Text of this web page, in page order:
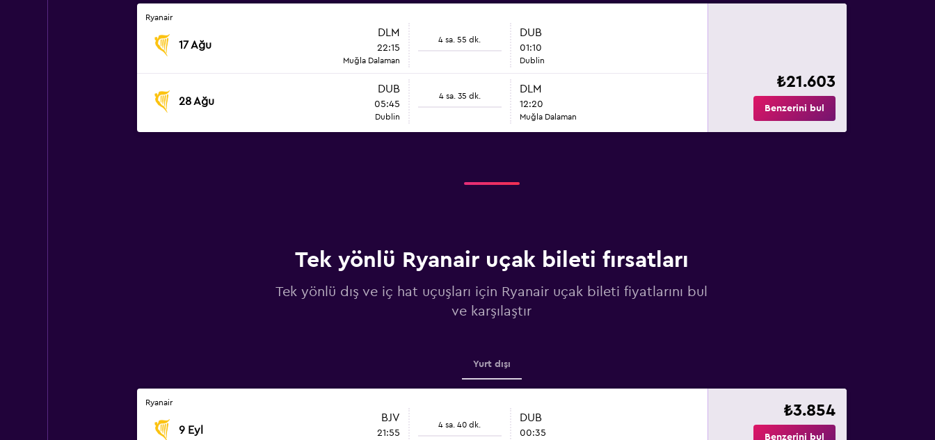
Ryanair
17 Ağu
DLM
22:15
Muğla Dalaman
4 sa. 55 dk.
DUB
01:10
Dublin
28 Ağu
DUB
05:45
Dublin
4 sa. 35 dk.
DLM
12:20
Muğla Dalaman
₺21.603
Benzerini bul
Tek yönlü Ryanair uçak bileti fırsatları
Tek yönlü dış ve iç hat uçuşları için Ryanair uçak bileti fiyatlarını bul
ve karşılaştır
Yurt dışı
Ryanair
9 Eyl
BJV
21:55
4 sa. 40 dk.
DUB
00:35
₺3.854
Benzerini bul